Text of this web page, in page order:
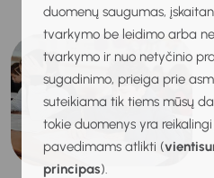
duomenų saugumas,
tvarkymo be leidimo arba
tvarkymo ir nuo netyčinio
sugadinimo, prieiga prie
suteikiama tik tiems mūsų
tokie duomenys yra
pavedimams atlikti (
principas).